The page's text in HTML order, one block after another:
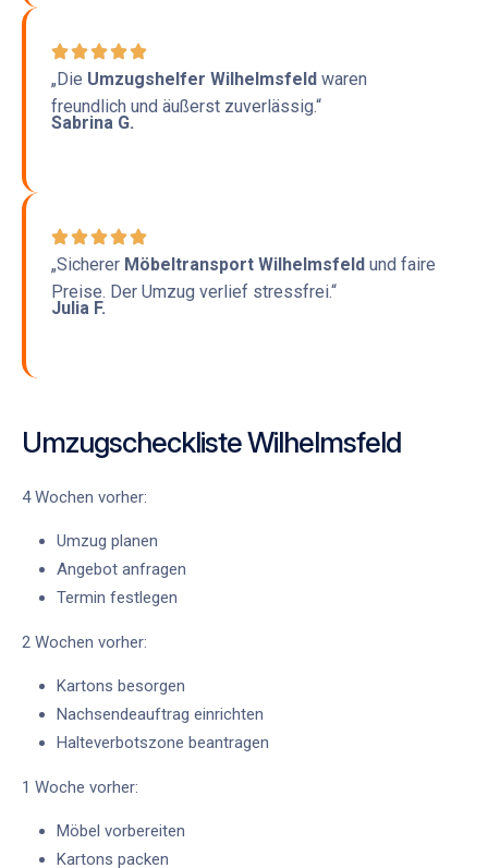
„Die Umzugshelfer Wilhelmsfeld waren
freundlich und äußerst zuverlässig.“
Sabrina G.
„Sicherer Möbeltransport Wilhelmsfeld und faire
Preise. Der Umzug verlief stressfrei.“
Julia F.
Umzugscheckliste Wilhelmsfeld
4 Wochen vorher:
Umzug planen
Angebot anfragen
Termin festlegen
2 Wochen vorher:
Kartons besorgen
Nachsendeauftrag einrichten
Halteverbotszone beantragen
1 Woche vorher:
Möbel vorbereiten
Kartons packen